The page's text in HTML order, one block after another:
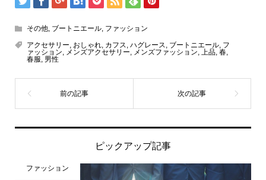
その他, ブートニエール, ファッション
アクセサリー, おしゃれ, カフス, ハグレース, ブートニエール, フ
ァッション, メンズアクセサリー, メンズファッション, 上品, 春,
春服, 男性
ピックアップ記事
ファッション